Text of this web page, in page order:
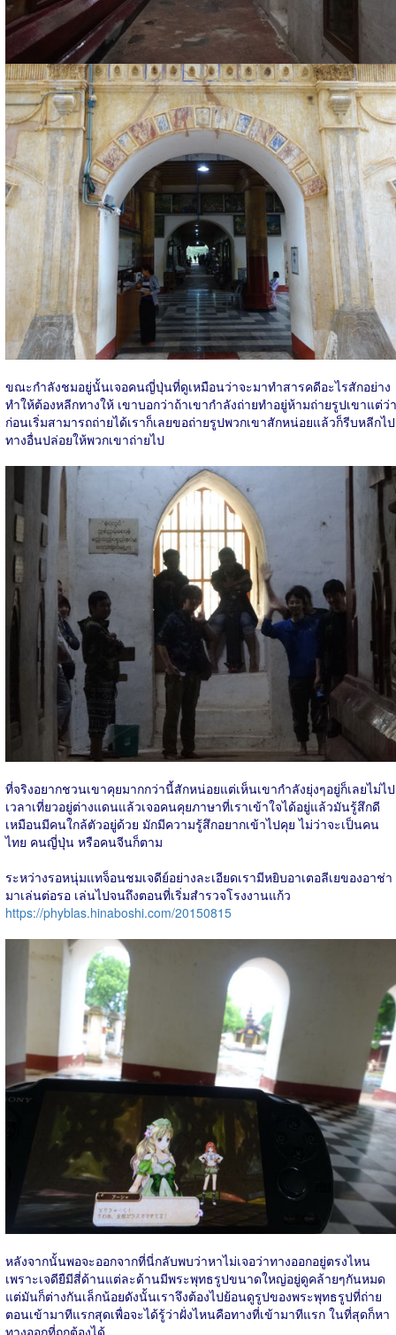
ขณะกำลังชมอยู่นั้นเจอคนญี่ปุ่นที่ดูเหมือนว่าจะมาทำสารคดีอะไรสักอย่าง
ทำให้ต้องหลีกทางให้ เขาบอกว่าถ้าเขากำลังถ่ายทำอยู่ห้ามถ่ายรูปเขาแต่ว่า
ก่อนเริ่มสามารถถ่ายได้เราก็เลยขอถ่ายรูปพวกเขาสักหน่อยแล้วก็รีบหลีกไป
ทางอื่นปล่อยให้พวกเขาถ่ายไป
ที่จริงอยากชวนเขาคุยมากกว่านี้สักหน่อยแต่เห็นเขากำลังยุ่งๆอยู่ก็เลยไม่ไป
เวลาเที่ยวอยู่ต่างแดนแล้วเจอคนคุยภาษาที่เราเข้าใจได้อยู่แล้วมันรู้สึกดี
เหมือนมีคนใกล้ตัวอยู่ด้วย มักมีความรู้สึกอยากเข้าไปคุย ไม่ว่าจะเป็นคน
ไทย คนญี่ปุ่น หรือคนจีนก็ตาม
ระหว่างรอหนุ่มแทจ็อนชมเจดีย์อย่างละเอียดเรามีหยิบอาเตอลีเยของอาช่า
มาเล่นต่อรอ เล่นไปจนถึงตอนที่เริ่มสำรวจโรงงานแก้ว
https://phyblas.hinaboshi.com/20150815
หลังจากนั้นพอจะออกจากที่นี่กลับพบว่าหาไม่เจอว่าทางออกอยู่ตรงไหน
เพราะเจดียืมีสี่ด้านแต่ละด้านมีพระพุทธรูปขนาดใหญ่อยู่ดูคล้ายๆกันหมด
แต่มันก็ต่างกันเล็กน้อยดังนั้นเราจึงต้องไปย้อนดูรูปของพระพุทธรูปที่ถ่าย
ตอนเข้ามาทีแรกสุดเพื่อจะได้รู้ว่าฝั่งไหนคือทางที่เข้ามาทีแรก ในที่สุดก็หา